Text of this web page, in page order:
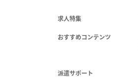
求人特集
おすすめコンテンツ
派遣サポート